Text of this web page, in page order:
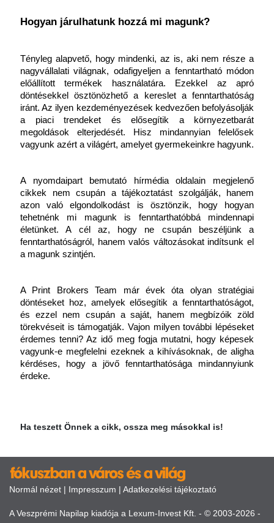
Hogyan járulhatunk hozzá mi magunk?
Tényleg alapvető, hogy mindenki, az is, aki nem része a
nagyvállalati világnak, odafigyeljen a fenntartható módon
előállított termékek használatára. Ezekkel az apró
döntésekkel ösztönözhető a kereslet a fenntarthatóság
iránt. Az ilyen kezdeményezések kedvezően befolyásolják
a piaci trendeket és elősegítik a környezetbarát
megoldások elterjedését. Hisz mindannyian felelősek
vagyunk azért a világért, amelyet gyermekeinkre hagyunk.
A nyomdaipart bemutató hírmédia oldalain megjelenő
cikkek nem csupán a tájékoztatást szolgálják, hanem
azon való elgondolkodást is ösztönzik, hogy hogyan
tehetnénk mi magunk is fenntarthatóbbá mindennapi
életünket. A cél az, hogy ne csupán beszéljünk a
fenntarthatóságról, hanem valós változásokat indítsunk el
a magunk szintjén.
A Print Brokers Team már évek óta olyan stratégiai
döntéseket hoz, amelyek elősegítik a fenntarthatóságot,
és ezzel nem csupán a saját, hanem megbízóik zöld
törekvéseit is támogatják. Vajon milyen további lépéseket
érdemes tenni? Az idő meg fogja mutatni, hogy képesek
vagyunk-e megfelelni ezeknek a kihívásoknak, de aligha
kérdéses, hogy a jövő fenntarthatósága mindannyiunk
érdeke.
Ha teszett Önnek a cikk, ossza meg másokkal is!
Normál nézet | Impresszum | Adatkezelési tájékoztató
A Veszprémi Napilap kiadója a Lexum-Invest Kft. - © 2003-2026 -